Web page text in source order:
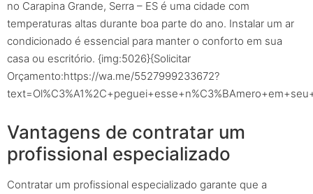
no Carapina Grande, Serra – ES é uma cidade com
temperaturas altas durante boa parte do ano. Instalar um ar
condicionado é essencial para manter o conforto em sua
casa ou escritório. {img:5026}{Solicitar
Orçamento:https://wa.me/5527999233672?
Vantagens de contratar um
profissional especializado
Contratar um profissional especializado garante que a